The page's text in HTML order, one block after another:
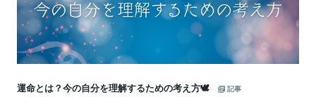
運命とは？今の自分を理解するための考え方🕊
記事